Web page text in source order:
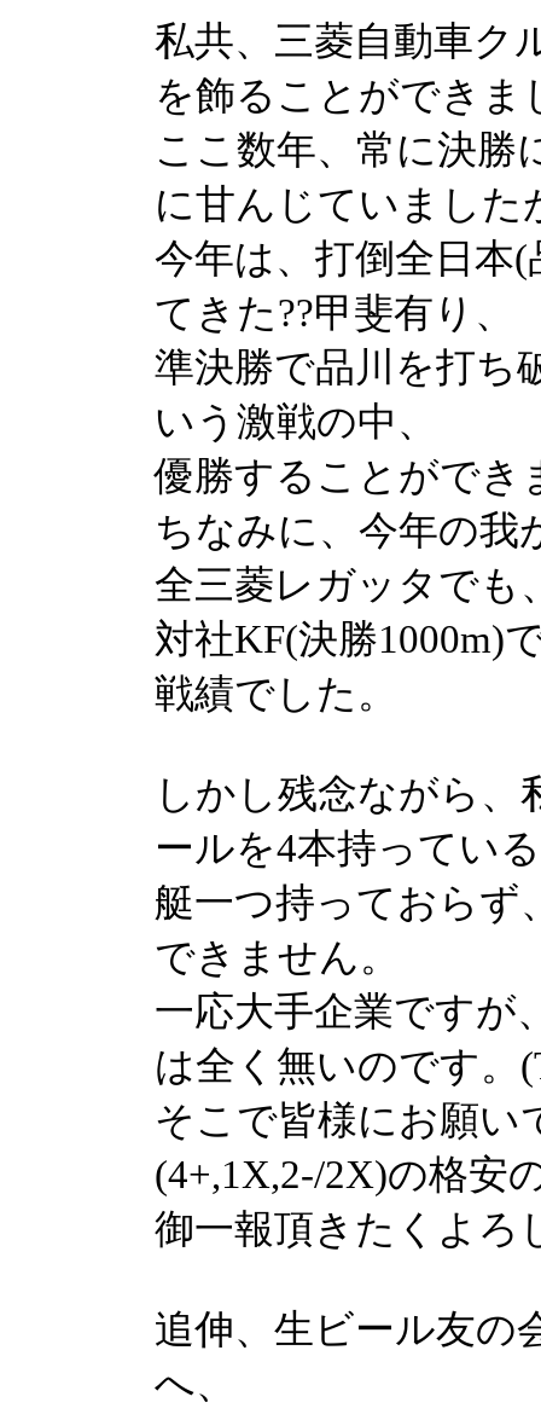
私共、三菱自動車ク
を飾ることができま
ここ数年、常に決勝
に甘んじていました
今年は、打倒全日本
てきた??甲斐有り、
準決勝で品川を打ち
いう激戦の中、
優勝することができ
ちなみに、今年の我
全三菱レガッタでも
対社KF(決勝1000m)
戦績でした。
しかし残念ながら
ールを4本持ってい
艇一つ持っておらず
できません。
一応大手企業ですが
は全く無いのです。
そこで皆様にお願い
(4+,1X,2-/2X)の格安
御一報頂きたくよろ
追伸、生ビール友の
へ、